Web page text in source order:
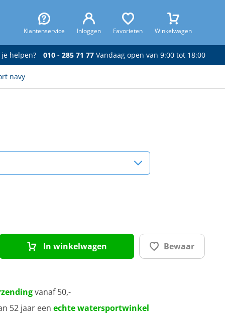
Klantenservice Inloggen Favorieten Winkelwagen
je helpen? 010 - 285 71 77Vandaag open van 9:00 tot 18:00
navy
In winkelwagen Bewaar
vanaf 50,-
52 jaar een echte watersportwinkel